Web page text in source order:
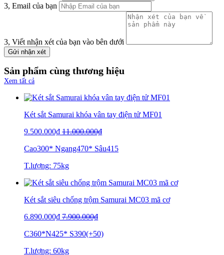
3, Email của bạn
3, Viết nhận xét của bạn vào bên dưới
Gửi nhận xét
Sản phẩm cùng thương hiệu
Xem tất cả
Két sắt Samurai khóa vân tay điện tử MF01
9.500.000₫ 11.000.000₫
Cao300* Ngang470* Sâu415
T.lượng: 75kg
Két sắt siêu chống trộm Samurai MC03 mã cơ
6.890.000₫ 7.900.000₫
C360*N425* S390(+50)
T.lượng: 60kg